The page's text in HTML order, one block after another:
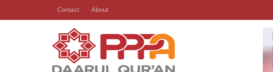
Contact About